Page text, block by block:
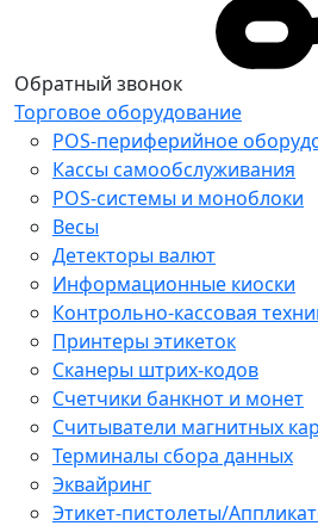
Обратный звонок
Торговое оборудование
POS-периферийное
Кассы самообслуживания
POS-системы и моноблоки
Весы
Детекторы валют
Информационные киоски
Контрольно-кассовая
Принтеры этикеток
Сканеры штрих-кодов
Счетчики банкнот и монет
Считыватели магнитных
Терминалы сбора данных
Эквайринг
Этикет-пистолеты/